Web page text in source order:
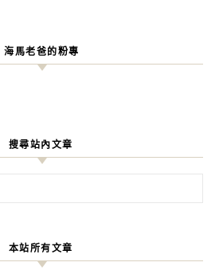
海馬老爸的粉專
搜尋站內文章
本站所有文章